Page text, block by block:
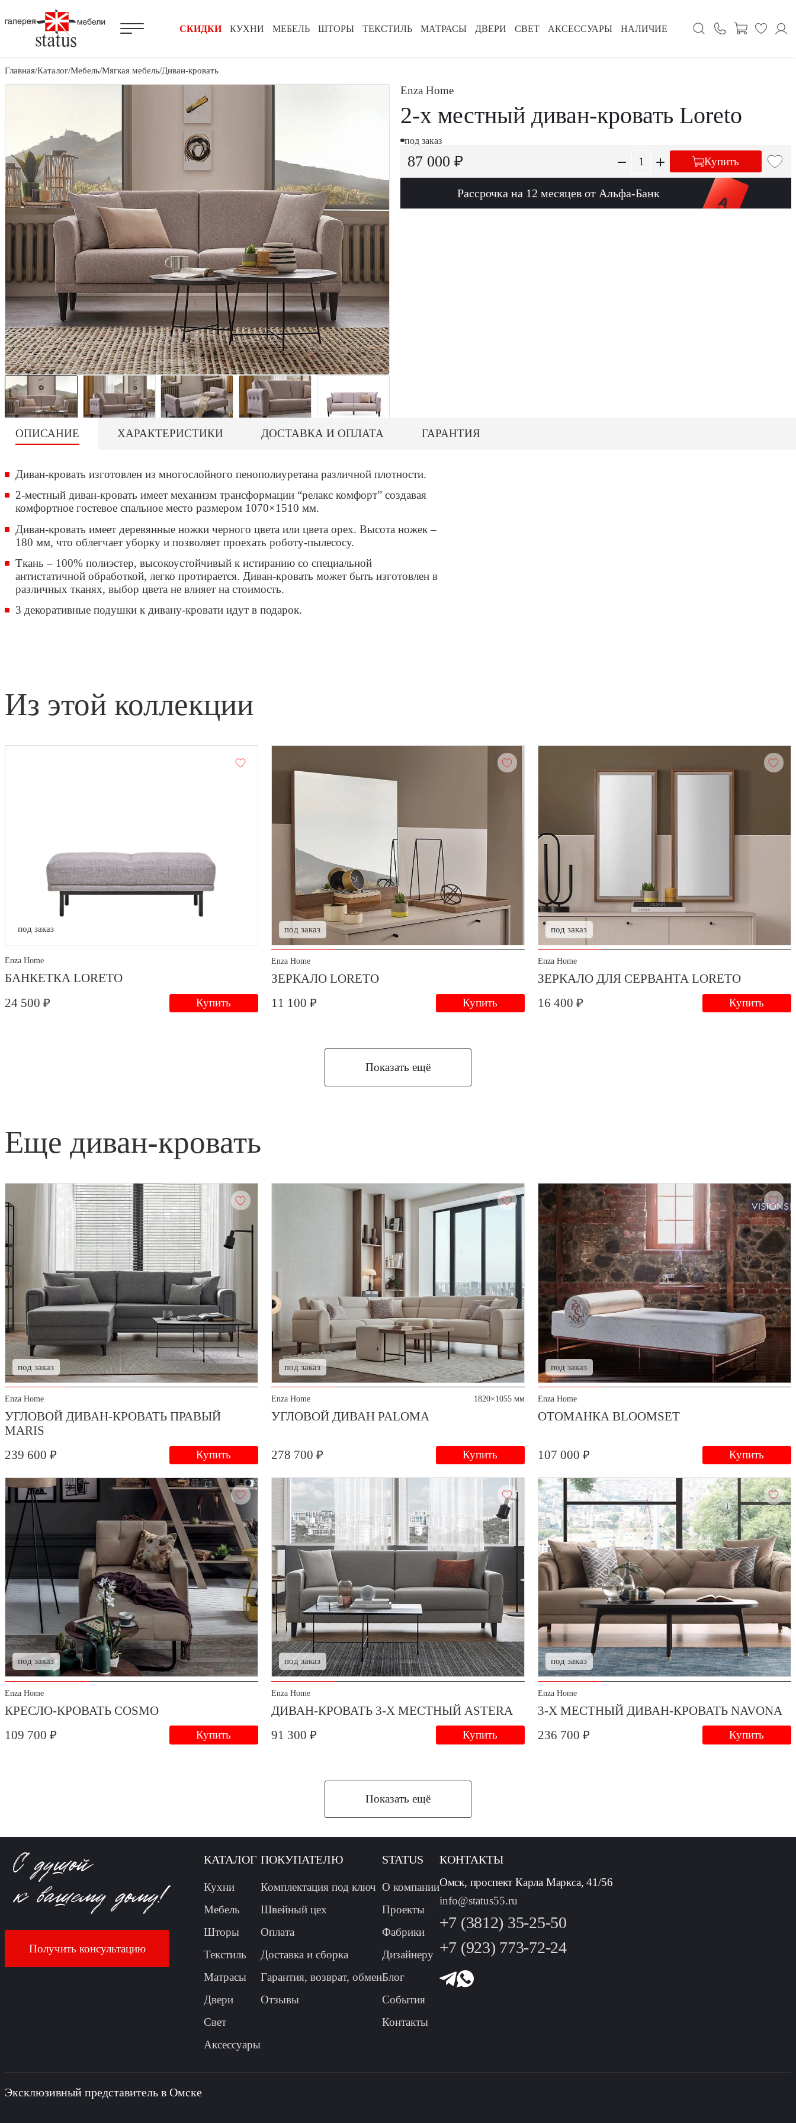
КУХНИ МЕБЕЛЬ ШТОРЫ ТЕКСТИЛЬ МАТРАСЫ ДВЕРИ СВЕТ АКСЕССУАРЫ НАЛИЧИЕ
СКИДКИ
Главная Каталог Мебель Мягкая мебель Диван-кровать
Enza Home
2-х местный диван-кровать Loreto
под заказ
87 000 ₽ Купить
Рассрочка на 12 месяцев от Альфа-Банк
ОПИСАНИЕ ХАРАКТЕРИСТИКИ ДОСТАВКА И ОПЛАТА ГАРАНТИЯ
Диван-кровать изготовлен из многослойного пенополиуретана различной плотности.
2-местный диван-кровать имеет механизм трансформации “релакс комфорт” создавая
комфортное гостевое спальное место размером 1070×1510 мм.
Диван-кровать имеет деревянные ножки черного цвета или цвета орех. Высота ножек –
180 мм, что облегчает уборку и позволяет проехать роботу-пылесосу.
Ткань – 100% полиэстер, высокоустойчивый к истиранию со специальной
антистатичной обработкой, легко протирается. Диван-кровать может быть изготовлен в
различных тканях, выбор цвета не влияет на стоимость.
3 декоративные подушки к дивану-кровати идут в подарок.
из этой коллекции
под заказ
Enza Home
БАНКЕТКА LORETO
24 500 ₽
Купить
под заказ
Enza Home
ЗЕРКАЛО LORETO
11 100 ₽
Купить
под заказ
Enza Home
ЗЕРКАЛО ДЛЯ СЕРВАНТА LORETO
16 400 ₽
Купить
Показать ещё
еще диван-кровать
под заказ
Enza Home
УГЛОВОЙ ДИВАН-КРОВАТЬ ПРАВЫЙ
MARIS
239 600 ₽
Купить
под заказ
Enza Home 1820×1055 мм
УГЛОВОЙ ДИВАН PALOMA
278 700 ₽ Купить
под заказ
Enza Home
ОТОМАНКА BLOOMSET
107 000 ₽ Купить
под заказ
Enza Home
КРЕСЛО-КРОВАТЬ COSMO
109 700 ₽
Купить
под заказ
Enza Home
ДИВАН-КРОВАТЬ 3-Х МЕСТНЫЙ ASTERA
91 300 ₽
Купить
под заказ
Enza Home
3-Х МЕСТНЫЙ ДИВАН-КРОВАТЬ NAVONA
236 700 ₽
Купить
Показать ещё
Получить консультацию
КАТАЛОГ
Кухни
Мебель
Шторы
Текстиль
Матрасы
Двери
Свет
Аксессуары
ПОКУПАТЕЛЮ
Комплектация под ключ
Швейный цех
Оплата
Доставка и сборка
Гарантия, возврат, обмен
Отзывы
STATUS
О компании
Проекты
Фабрики
Дизайнеру
Блог
События
Контакты
КОНТАКТЫ
Омск, проспект Карла Маркса, 41/56
info@status55.ru
+7 (3812) 35-25-50
+7 (923) 773-72-24
Эксклюзивный представитель в Омске